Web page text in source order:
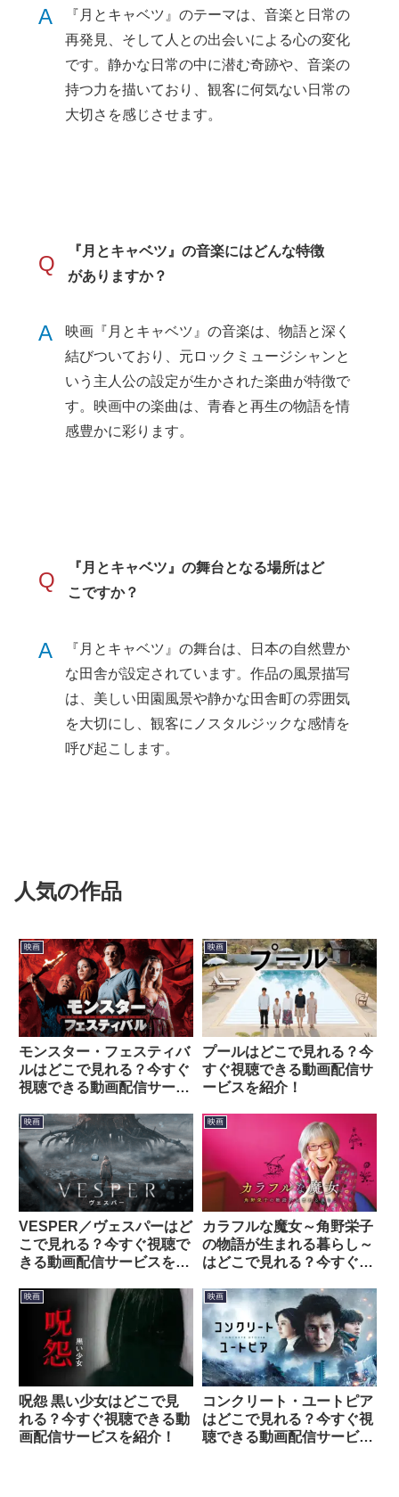
A
『月とキャベツ』のテーマは、音楽と日常の
再発見、そして人との出会いによる心の変化
です。静かな日常の中に潜む奇跡や、音楽の
持つ力を描いており、観客に何気ない日常の
大切さを感じさせます。
Q
『月とキャベツ』の音楽にはどんな特徴
がありますか？
A
映画『月とキャベツ』の音楽は、物語と深く
結びついており、元ロックミュージシャンと
いう主人公の設定が生かされた楽曲が特徴で
す。映画中の楽曲は、青春と再生の物語を情
感豊かに彩ります。
Q
『月とキャベツ』の舞台となる場所はど
こですか？
A
『月とキャベツ』の舞台は、日本の自然豊か
な田舎が設定されています。作品の風景描写
は、美しい田園風景や静かな田舎町の雰囲気
を大切にし、観客にノスタルジックな感情を
呼び起こします。
人気の作品
映画
モンスター・フェスティバ
ルはどこで見れる？今すぐ
視聴できる動画配信サービ
映画
プールはどこで見れる？今
すぐ視聴できる動画配信サ
ービスを紹介！
映画
VESPER／ヴェスパーはど
こで見れる？今すぐ視聴で
きる動画配信サービスを紹
映画
カラフルな魔女～角野栄子
の物語が生まれる暮らし～
はどこで見れる？今すぐ視
を紹介！
映画
呪怨 黒い少女はどこで見
れる？今すぐ視聴できる動
画配信サービスを紹介！
映画
コンクリート・ユートピア
はどこで見れる？今すぐ視
聴できる動画配信サービス